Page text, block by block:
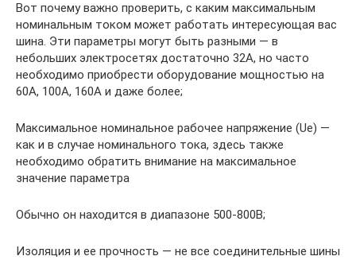
Вот почему важно проверить, с каким максимальным
номинальным током может работать интересующая вас
шина. Эти параметры могут быть разными — в
небольших электросетях достаточно 32А, но часто
необходимо приобрести оборудование мощностью на
60А, 100А, 160А и даже более;
Максимальное номинальное рабочее напряжение (Ue) —
как и в случае номинального тока, здесь также
необходимо обратить внимание на максимальное
значение параметра
Обычно он находится в диапазоне 500-800В;
Изоляция и ее прочность — не все соединительные шины